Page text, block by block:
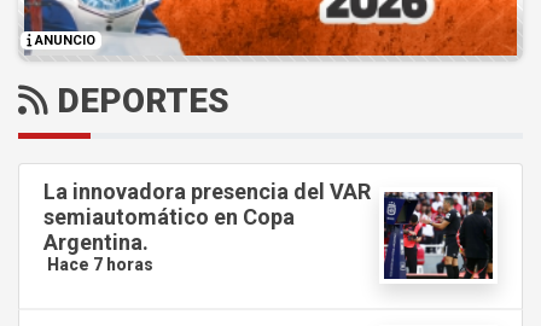
ANUNCIO
DEPORTES
La innovadora presencia del VAR
semiautomático en Copa
Argentina.
Hace 7 horas